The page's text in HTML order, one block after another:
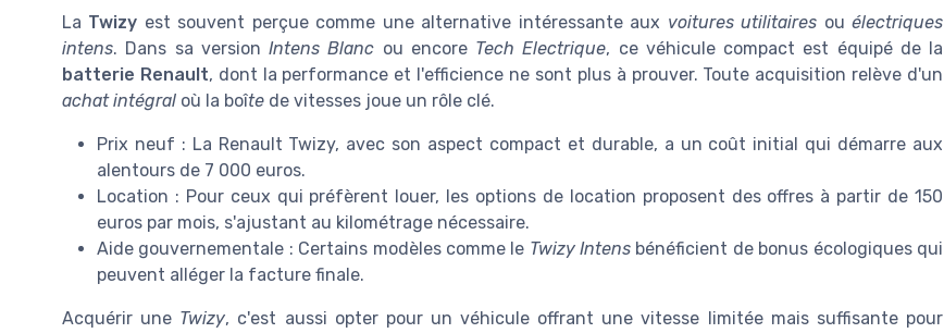
La Twizy est souvent perçue comme une alternative intéressante aux voitures utilitaires ouélectriques
intens. Dans sa version Intens Blanc ou encore Tech Electrique, ce véhicule compact est équipé de la
batterie Renault, dont la performance et l'efficience ne sont plus à prouver. Toute acquisition relève d'un
achat intégral où la boîte de vitesses joue un rôle clé.
Prix neuf : La Renault Twizy, avec son aspect compact et durable, a un coût initial qui démarre aux
alentours de 7 000 euros.
Location : Pour ceux qui préfèrent louer, les options de location proposent des offres à partir de 150
euros par mois, s'ajustant au kilométrage nécessaire.
Aide gouvernementale : Certains modèles comme le Twizy Intens bénéficient de bonus écologiques qui
peuvent alléger la facture finale.
Acquérir une Twizy, c'est aussi opter pour un véhicule offrant une vitesse limitée mais suffisante pour